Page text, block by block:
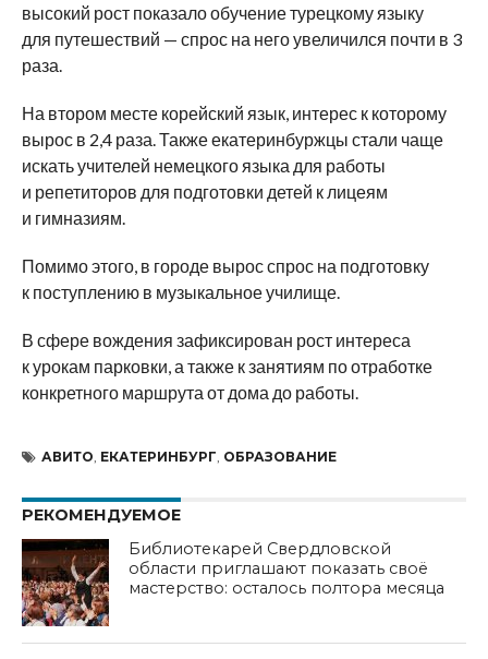
высокий рост показало обучение турецкому языку
для путешествий — спрос на него увеличился почти в 3
раза.
На втором месте корейский язык, интерес к которому
вырос в 2,4 раза. Также екатеринбуржцы стали чаще
искать учителей немецкого языка для работы
и репетиторов для подготовки детей к лицеям
и гимназиям.
Помимо этого, в городе вырос спрос на подготовку
к поступлению в музыкальное училище.
В сфере вождения зафиксирован рост интереса
к урокам парковки, а также к занятиям по отработке
конкретного маршрута от дома до работы.
АВИТО, ЕКАТЕРИНБУРГ, ОБРАЗОВАНИЕ
РЕКОМЕНДУЕМОЕ
Библиотекарей Свердловской
области приглашают показать своё
мастерство: осталось полтора месяца